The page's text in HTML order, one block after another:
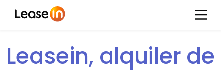
Leasein, alquiler de